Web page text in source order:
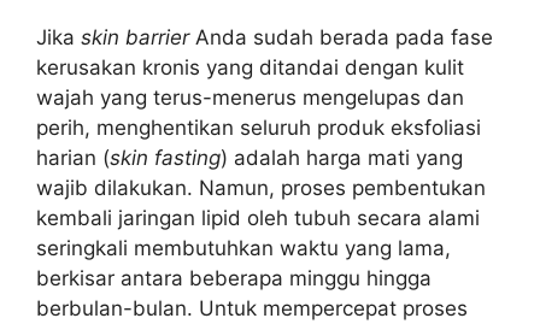
Jika skin barrierAnda sudah berada pada fase
kerusakan kronis yang ditandai dengan kulit
wajah yang terus-menerus mengelupas dan
perih, menghentikan seluruh produk eksfoliasi
harian (skin fasting) adalah harga mati yang
wajib dilakukan. Namun, proses pembentukan
kembali jaringan lipid oleh tubuh secara alami
seringkali membutuhkan waktu yang lama,
berkisar antara beberapa minggu hingga
berbulan-bulan. Untuk mempercepat proses